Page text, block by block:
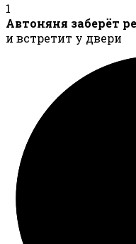
1
Автоняня заберёт
и встретит у двери